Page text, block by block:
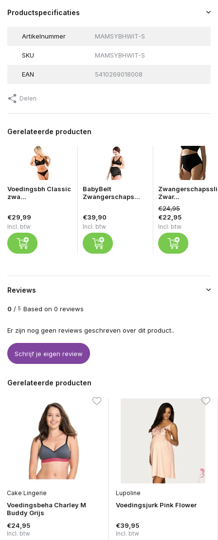
Productspecificaties
Artikelnummer MAMSYBHWIT-S
SKU MAMSYBHWIT-S
EAN 5410269018008
Delen
Gerelateerde producten
Voedingsbh Classic
zwa...
€29,99
Incl. btw
BabyBelt
Zwangerschaps...
€39,90
Incl. btw
Zwar...
€24,95
€22,95
Incl. btw
Reviews
0 / 5 Based on 0 reviews
Er zijn nog geen reviews geschreven over dit product..
Schrijf je eigen review
Gerelateerde producten
Cake Lingerie
Voedingsbeha Charley M
Buddy Grijs
€24,95
Incl. btw
Lupoline
Voedingsjurk Pink Flower
€39,95
Incl. btw